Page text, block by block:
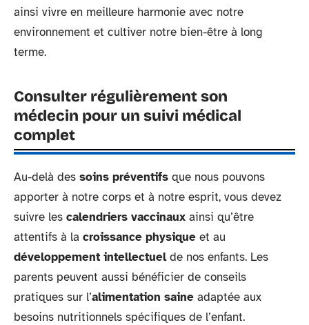
ainsi vivre en meilleure harmonie avec notre
environnement et cultiver notre bien-être à long
terme.
Consulter régulièrement son
médecin pour un suivi médical
complet
Au-delà des soins préventifs que nous pouvons
apporter à notre corps et à notre esprit, vous devez
suivre les calendriers vaccinaux ainsi qu’être
attentifs à la croissance physique et au
développement intellectuelde nos enfants. Les
parents peuvent aussi bénéficier de conseils
pratiques sur l’alimentation saine adaptée aux
besoins nutritionnels spécifiques de l’enfant.